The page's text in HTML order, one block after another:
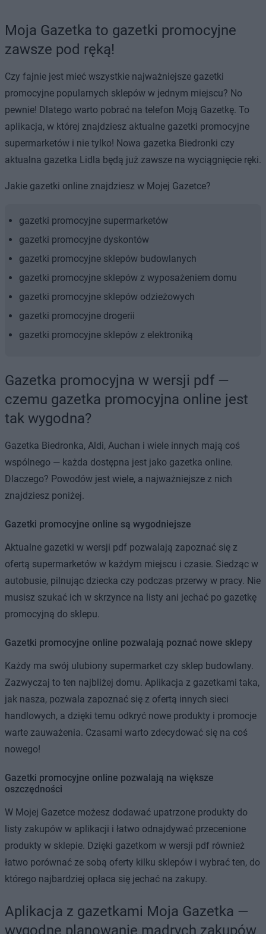
Moja Gazetka to gazetki promocyjne
zawsze pod ręką!
Czy fajnie jest mieć wszystkie najważniejsze gazetki
promocyjne popularnych sklepów w jednym miejscu? No
pewnie! Dlatego warto pobrać na telefon Moją Gazetkę. To
aplikacja, w której znajdziesz aktualne gazetki promocyjne
supermarketów i nie tylko! Nowa gazetka Biedronki czy
aktualna gazetka Lidla będą już zawsze na wyciągnięcie ręki.
Jakie gazetki online znajdziesz w Mojej Gazetce?
gazetki promocyjne supermarketów
gazetki promocyjne dyskontów
gazetki promocyjne sklepów budowlanych
gazetki promocyjne sklepów z wyposażeniem domu
gazetki promocyjne sklepów odzieżowych
gazetki promocyjne drogerii
gazetki promocyjne sklepów z elektroniką
Gazetka promocyjna w wersji pdf —
czemu gazetka promocyjna online jest
tak wygodna?
Gazetka Biedronka, Aldi, Auchan i wiele innych mają coś
wspólnego — każda dostępna jest jako gazetka online.
Dlaczego? Powodów jest wiele, a najważniejsze z nich
znajdziesz poniżej.
Gazetki promocyjne online są wygodniejsze
Aktualne gazetki w wersji pdf pozwalają zapoznać się z
ofertą supermarketów w każdym miejscu i czasie. Siedząc w
autobusie, pilnując dziecka czy podczas przerwy w pracy. Nie
musisz szukać ich w skrzynce na listy ani jechać po gazetkę
promocyjną do sklepu.
Gazetki promocyjne online pozwalają poznać nowe sklepy
Każdy ma swój ulubiony supermarket czy sklep budowlany.
Zazwyczaj to ten najbliżej domu. Aplikacja z gazetkami taka,
jak nasza, pozwala zapoznać się z ofertą innych sieci
handlowych, a dzięki temu odkryć nowe produkty i promocje
warte zauważenia. Czasami warto zdecydować się na coś
nowego!
Gazetki promocyjne online pozwalają na większe
oszczędności
W Mojej Gazetce możesz dodawać upatrzone produkty do
listy zakupów w aplikacji i łatwo odnajdywać przecenione
produkty w sklepie. Dzięki gazetkom w wersji pdf również
łatwo porównać ze sobą oferty kilku sklepów i wybrać ten, do
którego najbardziej opłaca się jechać na zakupy.
Aplikacja z gazetkami Moja Gazetka —
wygodne planowanie mądrych zakupów